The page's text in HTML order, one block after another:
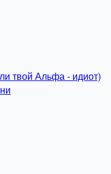
твой Альфа - идиот)